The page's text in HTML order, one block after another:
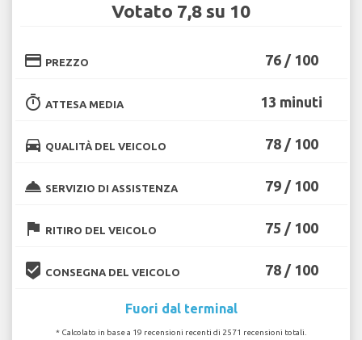
Votato 7,8 su 10
credit_card PREZZO 76 / 100
timer ATTESA MEDIA 13 minuti
directions_car QUALITÀ DEL VEICOLO 78 / 100
room_service SERVIZIO DI ASSISTENZA 79 / 100
flag RITIRO DEL VEICOLO 75 / 100
beenhere CONSEGNA DEL VEICOLO 78 / 100
Fuori dal terminal
* Calcolato in base a 19 recensioni recenti di 2571 recensioni totali.